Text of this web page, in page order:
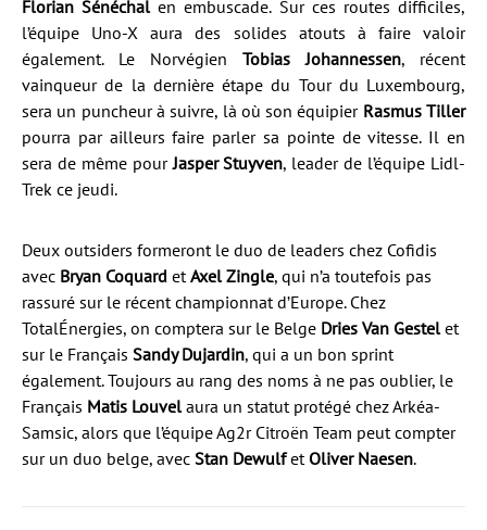
Florian Sénéchal en embuscade. Sur ces routes difficiles,
l’équipe Uno-X aura des solides atouts à faire valoir
également. Le Norvégien Tobias Johannessen, récent
vainqueur de la dernière étape du Tour du Luxembourg,
sera un puncheur à suivre, là où son équipier Rasmus Tiller
pourra par ailleurs faire parler sa pointe de vitesse. Il en
sera de même pourJasper Stuyven, leader de l’équipe Lidl-
Trek ce jeudi.
Deux outsiders formeront le duo de leaders chez Cofidis
avec Bryan Coquard et Axel Zingle, qui n’a toutefois pas
rassuré sur le récent championnat d’Europe. Chez
TotalÉnergies, on comptera sur le Belge Dries Van Gestel et
sur le Français Sandy Dujardin, qui a un bon sprint
également. Toujours au rang des noms à ne pas oublier, le
Français Matis Louvel aura un statut protégé chez Arkéa-
Samsic, alors que l’équipe Ag2r Citroën Team peut compter
sur un duo belge, avec Stan Dewulfet Oliver Naesen.